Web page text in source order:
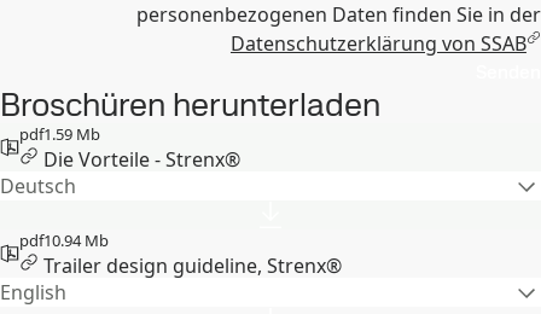
personenbezogenen Daten finden Sie in der
Datenschutzerklärung von SSAB
Broschüren herunterladen
pdf1.59 Mb
Die Vorteile - Strenx®
Deutsch
pdf10.94 Mb
Trailer design guideline, Strenx®
English